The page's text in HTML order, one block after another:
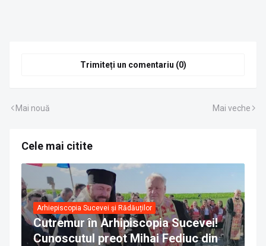
Trimiteți un comentariu (0)
Mai nouă Mai veche
Cele mai citite
Arhiepiscopia Sucevei și Rădăuților
Cutremur în Arhipiscopia Sucevei!
Cunoscutul preot Mihai Fediuc din